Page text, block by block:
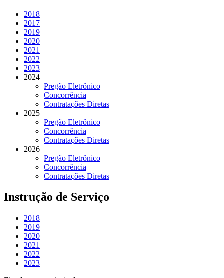
2018
2017
2019
2020
2021
2022
2023
2024
Pregão Eletrônico
Concorrência
Contratações Diretas
2025
Pregão Eletrônico
Concorrência
Contratações Diretas
2026
Pregão Eletrônico
Concorrência
Contratações Diretas
Instrução de Serviço
2018
2019
2020
2021
2022
2023